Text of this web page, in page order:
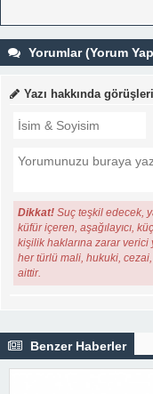
Yorumlar (Yorum
Yazı hakkında
Dikkat! Suç teşkil edecek,
küfür içeren, aşağılayıcı,
kişilik haklarına zarar
her türlü mali, hukuki,
aittir.
Benzer Haberler